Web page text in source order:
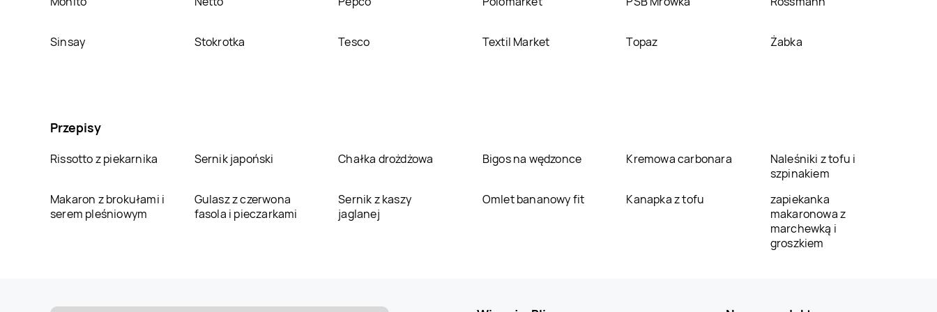
Sinsay Stokrotka Tesco Textil Market Topaz Żabka
Przepisy
Rissotto z piekarnika Sernik japoński Chałka drożdżowa Bigos na wędzonce Kremowa carbonara
Naleśniki z tofu i
szpinakiem
Makaron z brokułami i
serem pleśniowym
Gulasz z czerwona
fasola i pieczarkami
Sernik z kaszy
jaglanej
Omlet bananowy fit Kanapka z tofu
zapiekanka
makaronowa z
marchewką i
groszkiem